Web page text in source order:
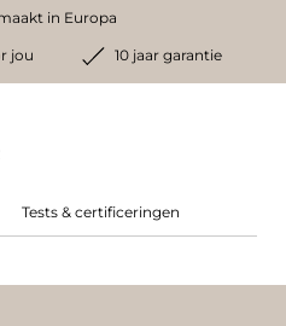
in Europa
jou 10 jaar garantie
Tests & certificeringen